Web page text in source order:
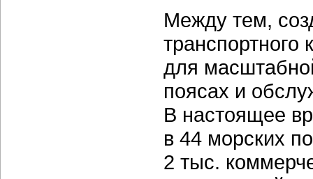
Между тем,
транспортного
для
поясах и
В настоящее
в 44 морских
2 тыс.